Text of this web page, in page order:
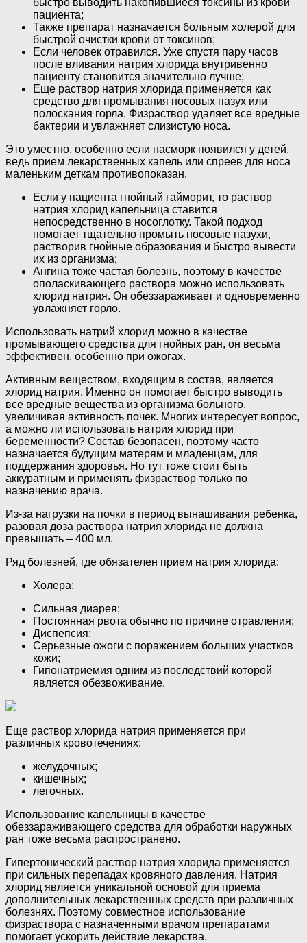
пациента;
Также препарат назначается больным холерой для
быстрой очистки крови от токсинов;
Если человек отравился. Уже спустя пару часов
после вливания натрия хлорида внутривенно
пациенту становится значительно лучше;
Еще раствор натрия хлорида применяется как
средство для промывания носовых пазух или
полоскания горла. Физраствор удаляет все вредные
бактерии и увлажняет слизистую носа.
Это уместно, особенно если насморк появился у детей,
ведь прием лекарственных капель или спреев для носа
маленьким деткам противопоказан.
Если у пациента гнойный гайморит, то раствор
натрия хлорид капельница ставится
непосредственно в носоглотку. Такой подход
помогает тщательно промыть носовые пазухи,
растворив гнойные образования и быстро вывести
их из организма;
Ангина тоже частая болезнь, поэтому в качестве
ополаскивающего раствора можно использовать
хлорид натрия. Он обеззараживает и одновременно
увлажняет горло.
Использовать натрий хлорид можно в качестве
промывающего средства для гнойных ран, он весьма
эффективен, особенно при ожогах.
Активным веществом, входящим в состав, является
хлорид натрия. Именно он помогает быстро выводить
все вредные вещества из организма больного,
увеличивая активность почек. Многих интересует вопрос,
а можно ли использовать натрия хлорид при
беременности? Состав безопасен, поэтому часто
назначается будущим матерям и младенцам, для
поддержания здоровья. Но тут тоже стоит быть
аккуратным и применять физраствор только по
назначению врача.
Из-за нагрузки на почки в период вынашивания ребенка,
разовая доза раствора натрия хлорида не должна
превышать – 400 мл.
Ряд болезней, где обязателен прием натрия хлорида:
Холера;
Сильная диарея;
Постоянная рвота обычно по причине отравления;
Диспепсия;
Серьезные ожоги с поражением больших участков
кожи;
Гипонатриемия одним из последствий которой
является обезвоживание.
Еще раствор хлорида натрия применяется при
различных кровотечениях:
желудочных;
кишечных;
легочных.
Использование капельницы в качестве
обеззараживающего средства для обработки наружных
ран тоже весьма распространено.
Гипертонический раствор натрия хлорида применяется
при сильных перепадах кровяного давления. Натрия
хлорид является уникальной основой для приема
дополнительных лекарственных средств при различных
болезнях. Поэтому совместное использование
физраствора с назначенными врачом препаратами
помогает ускорить действие лекарства.